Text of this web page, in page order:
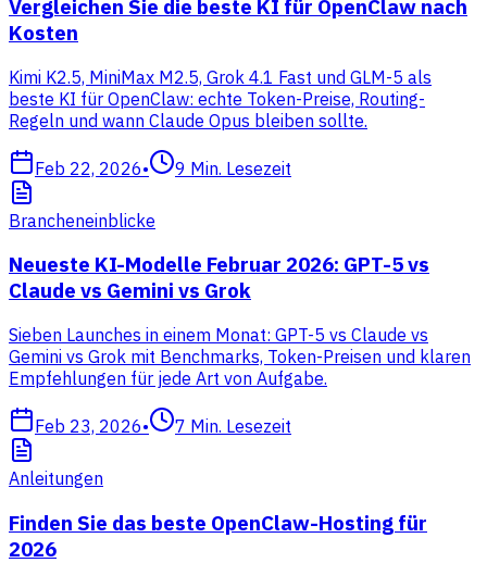
Vergleichen Sie die beste KI für OpenClaw nach
Kosten
Kimi K2.5, MiniMax M2.5, Grok 4.1 Fast und GLM-5 als
beste KI für OpenClaw: echte Token-Preise, Routing-
Regeln und wann Claude Opus bleiben sollte.
Feb 22, 2026• 9 Min. Lesezeit
Brancheneinblicke
Neueste KI-Modelle Februar 2026: GPT-5 vs
Claude vs Gemini vs Grok
Sieben Launches in einem Monat: GPT-5 vs Claude vs
Gemini vs Grok mit Benchmarks, Token-Preisen und klaren
Empfehlungen für jede Art von Aufgabe.
Feb 23, 2026• 7 Min. Lesezeit
Anleitungen
Finden Sie das beste OpenClaw-Hosting für
2026